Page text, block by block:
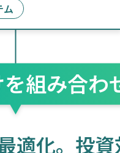
ム
組み合わ
適化。 投資